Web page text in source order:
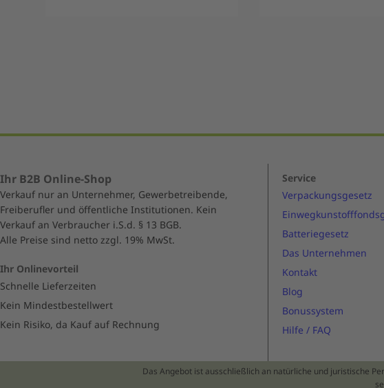
Das Angebot ist ausschließlich an natürliche und juristische
Ihr B2B Online-Shop
Verkauf nur an Unternehmer, Gewerbetreibende,
Freiberufler und öffentliche Institutionen. Kein
Verkauf an Verbraucher i.S.d. § 13 BGB.
Alle Preise sind netto zzgl. 19% MwSt.
Ihr Onlinevorteil
Schnelle Lieferzeiten
Kein Mindestbestellwert
Kein Risiko, da Kauf auf Rechnung
Service
Verpackungsgesetz
Batteriegesetz
Das Unternehmen
Kontakt
Blog
Bonussystem
Hilfe / FAQ